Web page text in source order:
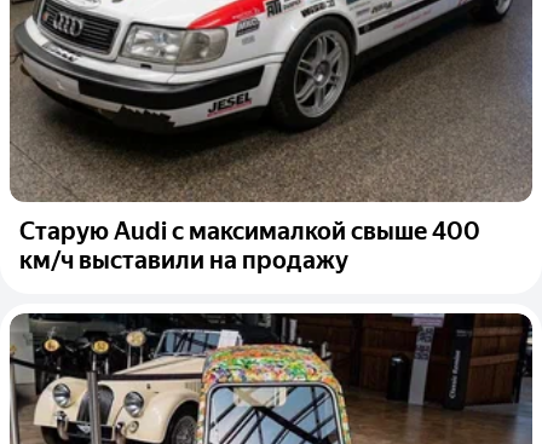
Старую Audi с максималкой свыше 400
км/ч выставили на продажу